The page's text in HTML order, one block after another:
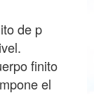
de p
finito
el